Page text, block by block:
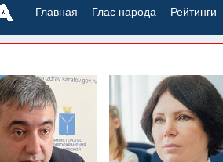
Главная Глас народа Рейтинги